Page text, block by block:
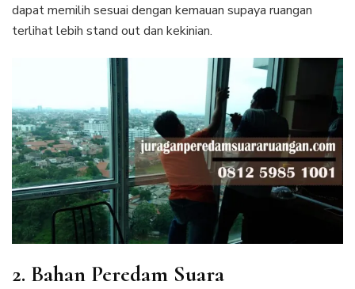
dapat memilih sesuai dengan kemauan supaya ruangan
terlihat lebih stand out dan kekinian.
2. Bahan Peredam Suara